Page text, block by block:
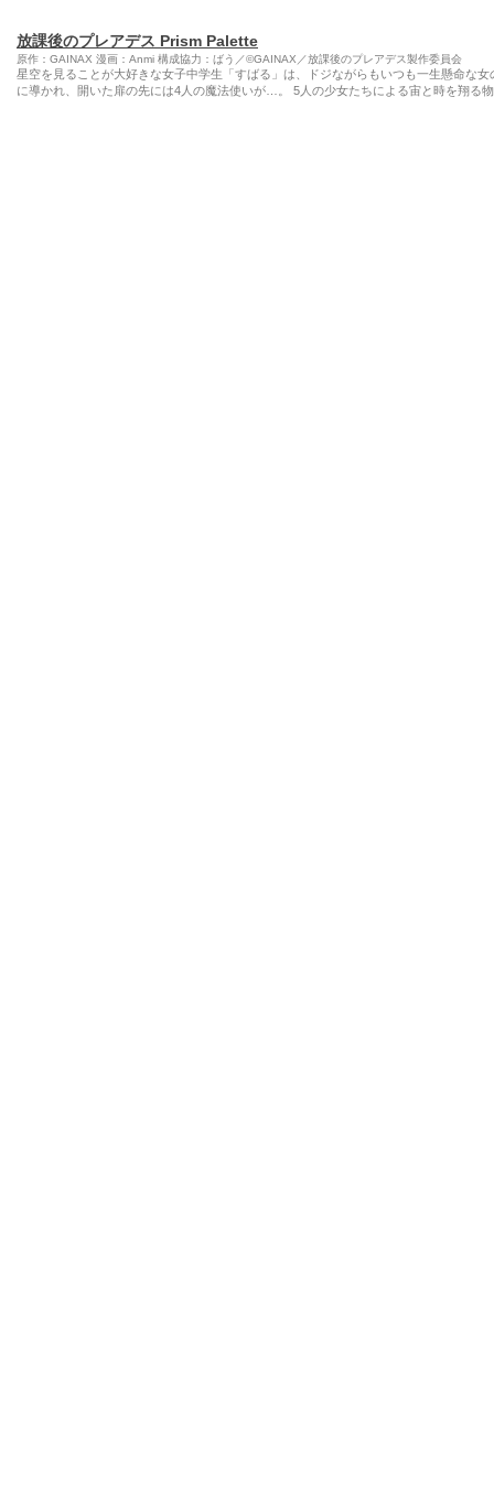
放課後のプレアデス Prism Palette
原作：GAINAX 漫画：Anmi 構成協力：ばう／©GAINAX／放課後のプレアデス製作委員会
星空を見ることが大好きな女子中学生「すばる」は、ドジながらもいつも一生懸命な
に導かれ、開いた扉の先には4人の魔法使いが…。 5人の少女たちによる宙と時を翔る